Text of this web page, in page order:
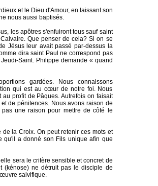
et le Dieu d'Amour, en laissant son
nous aussi baptisés.
les apôtres s'enfuiront tous sauf saint
Que penser de cela? Si on se
Jésus leur avait passé par-dessus la
dira saint Paul ne correspond pas
Saint. Philippe demande « quand
gardées. Nous connaissons
qui est au cœur de notre foi. Nous
profit de Pâques. Autrefois on faisait
de pénitences. Nous avons raison de
une raison pour mettre de côté le
la Croix. On peut retenir ces mots et
qu'il a donné son Fils unique afin que
sera le critère sensible et concret de
(kénose) ne détruit pas le disciple de
salvifique.